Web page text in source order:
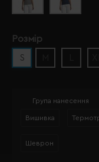
Розмір
S
Група нанесення
Вишивка
Шеврон